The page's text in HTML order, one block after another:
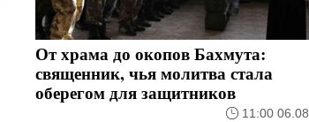
От храма до окопов Бахмута:
священник, чья молитва стала
оберегом для защитников
11:00 06.08